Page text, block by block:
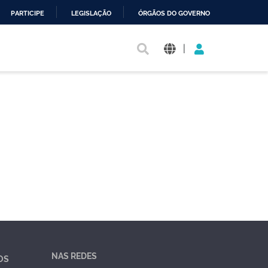
PARTICIPE LEGISLAÇÃO ÓRGÃOS DO GOVERNO
|
NAS REDES